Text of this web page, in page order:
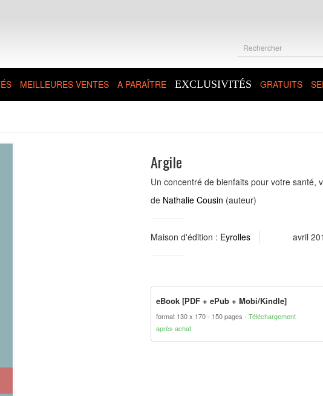
MEILLEURES VENTES A PARAÎTRE EXCLUSIVITÉS GRATUITS
Argile
Un concentré de bienfaits pour votre santé,
de Nathalie Cousin (auteur)
Maison d'édition : Eyrolles avril
eBook [PDF + ePub + Mobi/Kindle]
format 130 x 170 150 pages
Téléchargement
après achat